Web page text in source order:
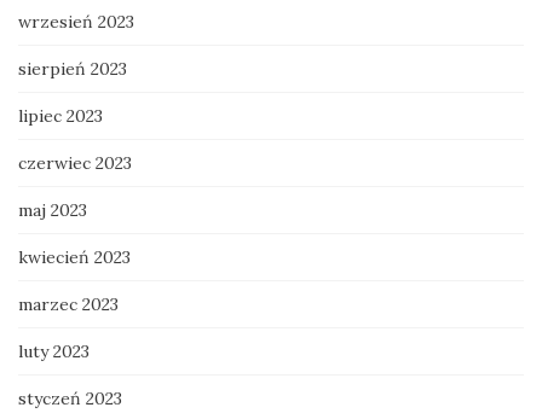
wrzesień 2023
sierpień 2023
lipiec 2023
czerwiec 2023
maj 2023
kwiecień 2023
marzec 2023
luty 2023
styczeń 2023